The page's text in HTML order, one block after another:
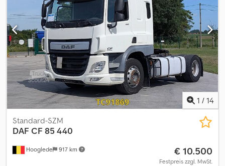
und Zubehör = - Dachspoiler - Ersatzrad - Ersatzschlüssel -
Kraftstofftank aus Aluminium Dcodpfezra Ebox An Hjk -
Stabilitätskontrolle - Visier - Wechselstrom - Werkzeugkasten =
Weitere Informationen = Reifenmaß: 315/70 R22.5 Bremsen:
Scheibenbremsen Vorderachse: Gelenkt; Reifen Profil links: 5 mm;
Reifen Profil rechts: 5 mm; Federung: Blattfederung Hinterachse:
Doppelbereift; Reifen Profil links innnerhalb: 3 mm; Reifen Profil
links außen: 3 mm; Reifen Profil rechts innerhalb: 4 mm; Reifen
Profil rechts außen: 3 mm; Federung: Luftfederung Leergewicht:
7.691 kg Zuladung: 11.309 kg zGG: 19.000 kg Schäden: keines 1 / 14
Hooglede 917 km
Standard-SZM
DAF CF 85 440
€ 10.500
Festpreis zzgl. MwSt.